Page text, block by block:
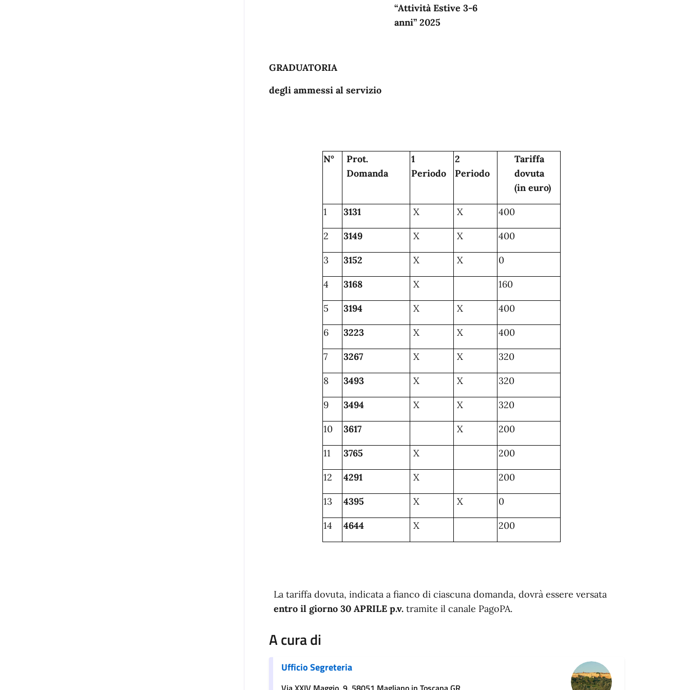
“Attività Estive 3-6
anni” 2025
GRADUATORIA
degli ammessi al servizio
N°
Prot.
Domanda
1
Periodo
2
Periodo
Tariffa
dovuta
(in euro)
1 3131 X X 400
2 3149 X X 400
3 3152 X X 0
4 3168 X 160
5 3194 X X 400
6 3223 X X 400
7 3267 X X 320
8 3493 X X 320
9 3494 X X 320
10 3617 X 200
11 3765 X 200
12 4291 X 200
13 4395 X X 0
14 4644 X 200
La tariffa dovuta, indicata a fianco di ciascuna domanda, dovrà essere versata
entro il giorno 30 APRILE p.v. tramite il canale PagoPA.
A cura di
Ufficio Segreteria